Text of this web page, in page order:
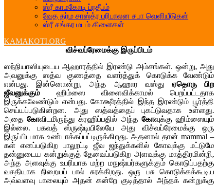
ஸ்ரீ காமகோடி ப்ரதீபம்
வேத தர்ம சாஸ்த்ர பரிபாலன சபா வெளியீடுகள்
ஸ்ரீ சங்கர மடம் கிளைகள்
KAMAKOTI.ORG
விச்வப்ரேமைக்கு இருப்பிடம்
ஸந்நியாஸியுடைய ஆஹாரத்தில் இரண்டு அம்சங்கள். ஒன்று, அது
அவனுக்கு ஸத்வ குணத்தை வளர்த்துக் கொடுக்க வேண்டும்
என்பது. இன்னொன்று, அந்த ஆஹார வஸ்து ஏதொரு பிற
ஜீவனுக்கும் ஹிம்ஸை விளைவிக்காமல் பெறப்பட்டதாக
இருக்கவேண்டும் என்பது. கோக்ஷீரத்தில் இந்த இரண்டும் பூர்த்தி
செய்யப்படுகின்றன. அது ஸத்வத்தைப் புகட்டுவதாக உள்ளது.
அதைகோவிடமிருந்து க்ரஹிப்பதில் அந்த கோவுக்கு ஹிம்ஸையும்
இல்லை. பகவத் ஸ்ருஷ்டியிலேயே அது விச்வப்ரேமைக்கு ஒரு
இருப்பிடமாக உண்டாக்கப்பட்டிருக்கிறது. அதனால் தான் mammal –
கள் எனப்படுகிற பாலூட்டி ஜீவ ஜந்துக்களில் கோவுக்கு மட்டுமே
தன்னுடைய கன்றுக்குத் தேவைப்படுகிற அளவுக்கு மாத்திரமின்றி,
அந்த அளவுக்கு உபரியாக மற்ற மநுஷ்யர்களுக்கும் கொடுப்பதற்கு
வசதியாக நிறையப் பால் சுரக்கிறது. ஒரு பசு கொடுக்கக்கூடிய
அவ்வளவு பாலையும் அதன் கன்றே குடித்தால் அந்தக் கன்றுக்கு